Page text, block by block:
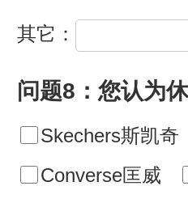
其它：
问题8：您认为
Skechers斯凯奇
Converse匡威